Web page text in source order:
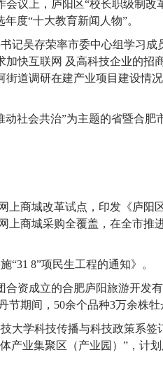
会议上，庐阳区“校长职级制改
度“十大教育新闻人物”。
记吴存荣率市委中心组学习成
加快互联网 及高科技企业的招
街道调研在建产业项目建设情
动社会共治”为主题的省暨合肥
上商城改革试点，印发《庐阳
上商城采购全覆盖，在全市推
“31 8”项民生工程的通知》。
合资成立的合肥庐阳旅游开发
节期间，50余个品种3万余株
大学科技传播与科技政策系签
产业集聚区（产业园）”，计